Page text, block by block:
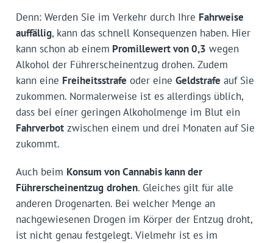
Denn: Werden Sie im Verkehr durch Ihre Fahrweise
auffällig, kann das schnell Konsequenzen haben. Hier
kann schon ab einem Promillewert von 0,3 wegen
Alkohol der Führerscheinentzug drohen. Zudem
kann eine Freiheitsstrafe oder eine Geldstrafe auf Sie
zukommen. Normalerweise ist es allerdings üblich,
dass bei einer geringen Alkoholmenge im Blut ein
Fahrverbotzwischen einem und drei Monaten auf Sie
zukommt.
Auch beim Konsum von Cannabis kann der
Führerscheinentzug drohen. Gleiches gilt für alle
anderen Drogenarten. Bei welcher Menge an
nachgewiesenen Drogen im Körper der Entzug droht,
ist nicht genau festgelegt. Vielmehr ist es im